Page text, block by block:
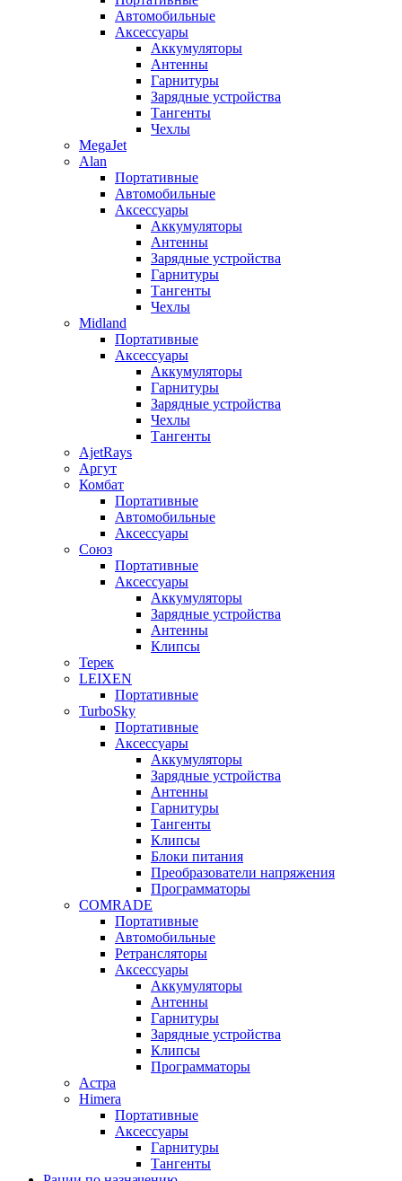
Автомобильные
Аксессуары
Аккумуляторы
Антенны
Гарнитуры
Зарядные устройства
Тангенты
Чехлы
MegaJet
Alan
Портативные
Автомобильные
Аксессуары
Аккумуляторы
Антенны
Зарядные устройства
Гарнитуры
Тангенты
Чехлы
Midland
Портативные
Аксессуары
Аккумуляторы
Гарнитуры
Зарядные устройства
Чехлы
Тангенты
AjetRays
Аргут
Комбат
Портативные
Автомобильные
Аксессуары
Союз
Портативные
Аксессуары
Аккумуляторы
Зарядные устройства
Антенны
Клипсы
Терек
LEIXEN
Портативные
TurboSky
Портативные
Аксессуары
Аккумуляторы
Зарядные устройства
Антенны
Гарнитуры
Тангенты
Клипсы
Блоки питания
Преобразователи напряжения
Программаторы
COMRADE
Портативные
Автомобильные
Ретрансляторы
Аксессуары
Аккумуляторы
Антенны
Гарнитуры
Зарядные устройства
Клипсы
Программаторы
Астра
Himera
Портативные
Аксессуары
Гарнитуры
Тангенты